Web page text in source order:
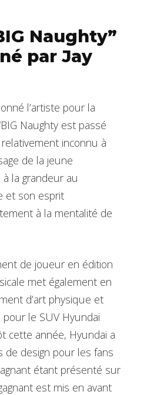
Naughty”
par Jay
l’artiste pour la
Naughty est passé
relativement inconnu à
de la jeune
la grandeur au
et son esprit
à la mentalité de
de joueur en édition
met également en
d’art physique et
le SUV Hyundai
cette année, Hyundai a
de design pour les fans
étant présenté sur
est mis en avant